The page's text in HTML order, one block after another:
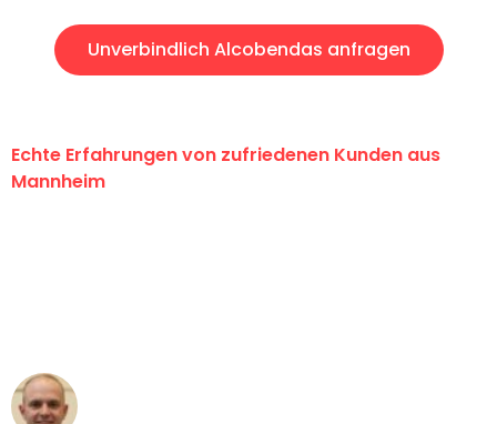
Unverbindlich Alcobendas anfragen
Echte Erfahrungen von zufriedenen Kunden aus
Mannheim